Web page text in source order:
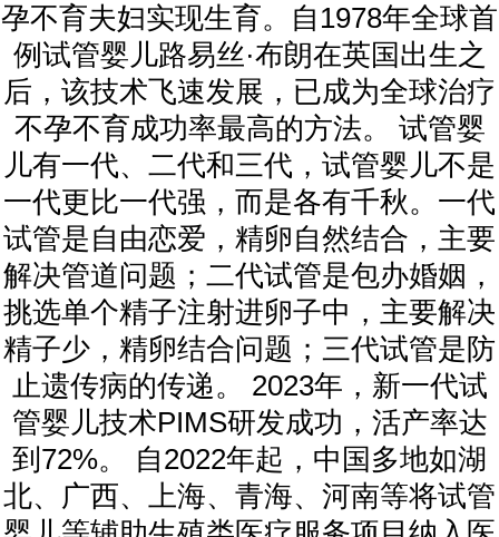
孕不育夫妇实现生育。自1978年全球首
例试管婴儿路易丝·布朗在英国出生之
后，该技术飞速发展，已成为全球治疗
不孕不育成功率最高的方法。 试管婴
儿有一代、二代和三代，试管婴儿不是
一代更比一代强，而是各有千秋。一代
试管是自由恋爱，精卵自然结合，主要
解决管道问题；二代试管是包办婚姻，
挑选单个精子注射进卵子中，主要解决
精子少，精卵结合问题；三代试管是防
止遗传病的传递。 2023年，新一代试
管婴儿技术PIMS研发成功，活产率达
到72%。 自2022年起，中国多地如湖
北、广西、上海、青海、河南等将试管